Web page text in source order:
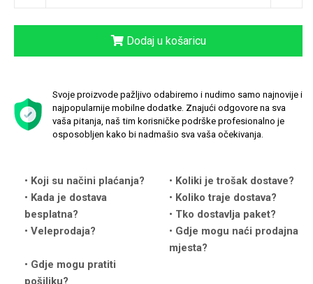
Dodaj u košaricu
Svoje proizvode pažljivo odabiremo i nudimo samo najnovije i
najpopularnije mobilne dodatke. Znajući odgovore na sva
vaša pitanja, naš tim korisničke podrške profesionalno je
osposobljen kako bi nadmašio sva vaša očekivanja.
Koji su načini plaćanja?
Koliki je trošak dostave?
Kada je dostava
besplatna?
Koliko traje dostava?
Tko dostavlja paket?
Veleprodaja?
Gdje mogu naći prodajna
mjesta?
Gdje mogu pratiti
pošiljku?
Love motivi I Need Some Space
Quotes Collection Cirkus